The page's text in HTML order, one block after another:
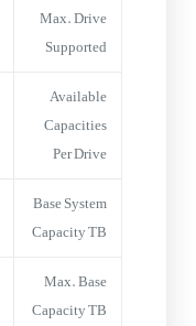
Max. Drive
Supported
Available
Capacities
Per Drive
Base System
Capacity TB
Max. Base
Capacity TB